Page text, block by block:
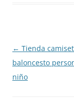
Navegación
de
entradas
← Tienda
baloncesto
niño